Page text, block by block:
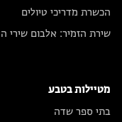
הכשרת מדריכי טיולים
שירת הזמיר: אלבום שירי
מטיילות בטבע
בתי ספר שדה